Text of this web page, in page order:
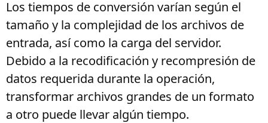
Los tiempos de conversión varían según el
tamaño y la complejidad de los archivos de
entrada, así como la carga del servidor.
Debido a la recodificación y recompresión de
datos requerida durante la operación,
transformar archivos grandes de un formato
a otro puede llevar algún tiempo.